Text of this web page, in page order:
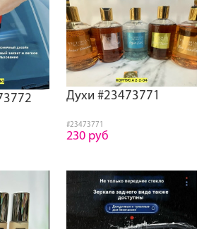
Духи #23473771
#23473771
230 руб